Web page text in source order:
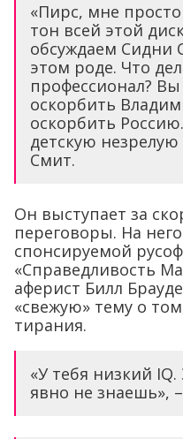
«Пирс, мне
тон всей этой
обсуждаем Сидни
этом роде. Что
профессионал?
оскорбить
оскорбить
детскую незрелую
Смит.
Он выступает за
переговоры. На
спонсируемой
«Справедливость
аферист Билл
«свежую» тему о
тирания.
«У тебя низкий
явно не знаешь»,